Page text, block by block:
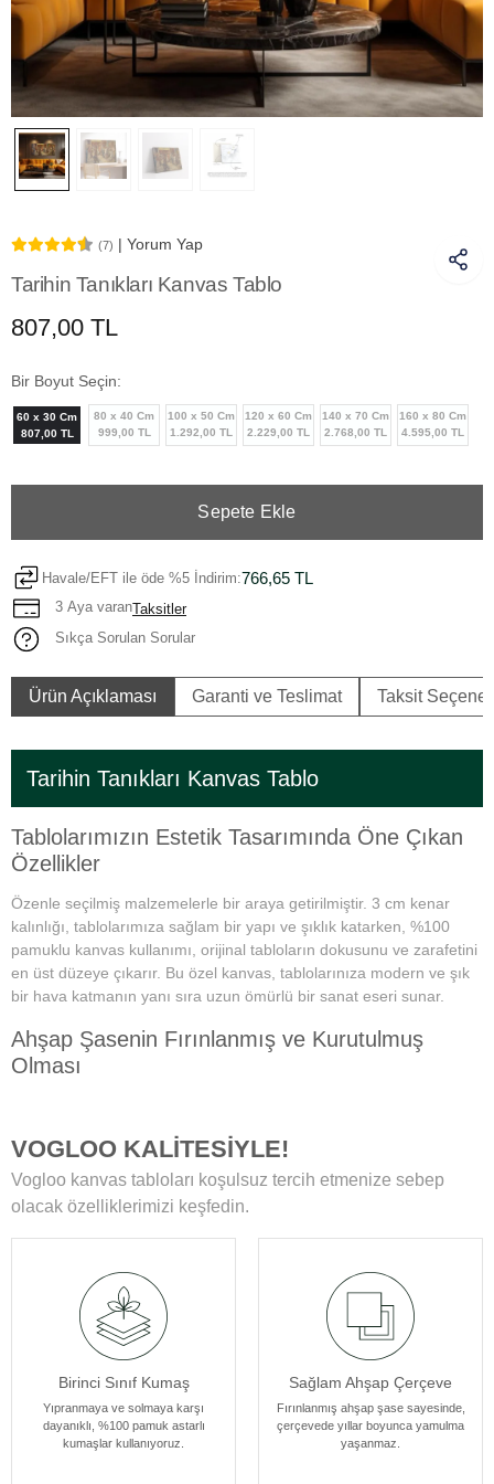
(7) | Yorum Yap
Tarihin Tanıkları Kanvas Tablo
807,00 TL
Bir Boyut Seçin:
60 x 30 Cm
807,00 TL
80 x 40 Cm
999,00 TL
100 x 50 Cm
1.292,00 TL
120 x 60 Cm
2.229,00 TL
140 x 70 Cm
2.768,00 TL
160 x 80 Cm
4.595,00 TL
Sepete Ekle
Havale/EFT ile öde %5 İndirim:766,65 TL
3 Aya varanTaksitler
Sıkça Sorulan Sorular
Ürün Açıklaması Garanti ve Teslimat Taksit
Tarihin Tanıkları Kanvas Tablo
Tablolarımızın Estetik Tasarımında Öne Çıkan
Özellikler
Özenle seçilmiş malzemelerle bir araya getirilmiştir. 3 cm kenar
kalınlığı, tablolarımıza sağlam bir yapı ve şıklık katarken, %100
pamuklu kanvas kullanımı, orijinal tabloların dokusunu ve zarafetini
en üst düzeye çıkarır. Bu özel kanvas, tablolarınıza modern ve şık
bir hava katmanın yanı sıra uzun ömürlü bir sanat eseri sunar.
Ahşap Şasenin Fırınlanmış ve Kurutulmuş
Olması
ahşap şase sayesinde uzun yıllar boyunca ilk günkü formunu korur.
Yüksek Çözünürlüklü Baskılarımız
Modern teknolojiye sahip özel makineler kullanılarak üretilir. Bu
baskı sonrası uyguladığımız özel yüzey koruyucu ile tablolar,
canlılıklarını her zaman korur ve duvarlarınızı güzelleştirir.
Kenar Baskısıyla Tablolarımızın Kenar Kısımları
Resmin dokusu ve renklerinin zarif bir şekilde devam ettiği özel bir
tasarıma sahiptir. Bu detay, tablolarımızı ek çerçeve ihtiyacı
olmadan asılabilir kılar, böylece sanat eserleriniz odanızın
atmosferine mükemmel bir şekilde uyum sağlar. Her bir tablomuz,
VOGLOO KALİTESİYLE!
Vogloo kanvas tabloları koşulsuz tercih etmenize sebep
olacak özelliklerimizi keşfedin.
Birinci Sınıf Kumaş
Yıpranmaya ve solmaya karşı
dayanıklı, %100 pamuk astarlı
kumaşlar kullanıyoruz.
Sağlam Ahşap Çerçeve
Fırınlanmış ahşap şase sayesinde,
çerçevede yıllar boyunca yamulma
yaşanmaz.